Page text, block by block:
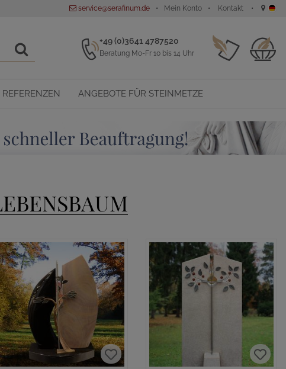
service@serafinum.de Mein Konto Kontakt
+49 (0)3641 4787520
Beratung Mo-Fr 10 bis 14 Uhr
REFERENZEN ANGEBOTE FÜR STEINMETZE